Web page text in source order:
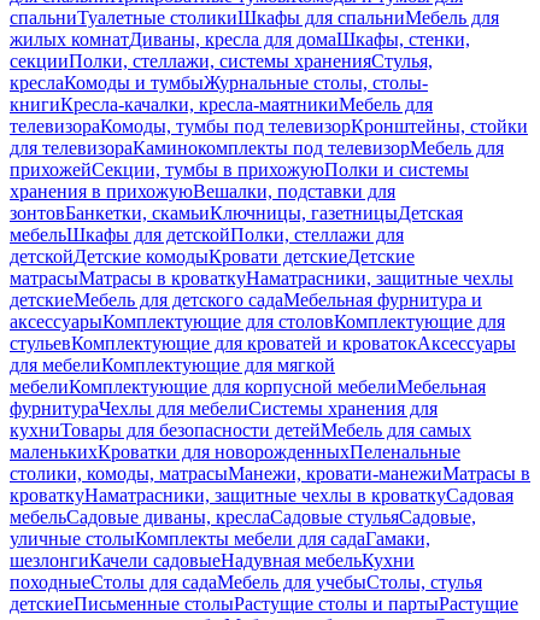
спальниТуалетные столикиШкафы для спальниМебель для
жилых комнатДиваны, кресла для домаШкафы, стенки,
секцииПолки, стеллажи, системы храненияСтулья,
креслаКомоды и тумбыЖурнальные столы, столы-
книгиКресла-качалки, кресла-маятникиМебель для
телевизораКомоды, тумбы под телевизорКронштейны, стойки
для телевизораКаминокомплекты под телевизорМебель для
прихожейСекции, тумбы в прихожуюПолки и системы
хранения в прихожуюВешалки, подставки для
зонтовБанкетки, скамьиКлючницы, газетницыДетская
мебельШкафы для детскойПолки, стеллажи для
детскойДетские комодыКровати детскиеДетские
матрасыМатрасы в кроваткуНаматрасники, защитные чехлы
детскиеМебель для детского садаМебельная фурнитура и
аксессуарыКомплектующие для столовКомплектующие для
стульевКомплектующие для кроватей и кроватокАксессуары
для мебелиКомплектующие для мягкой
мебелиКомплектующие для корпусной мебелиМебельная
фурнитураЧехлы для мебелиСистемы хранения для
кухниТовары для безопасности детейМебель для самых
маленькихКроватки для новорожденныхПеленальные
столики, комоды, матрасыМанежи, кровати-манежиМатрасы в
кроваткуНаматрасники, защитные чехлы в кроваткуСадовая
мебельСадовые диваны, креслаСадовые стульяСадовые,
уличные столыКомплекты мебели для садаГамаки,
шезлонгиКачели садовыеНадувная мебельКухни
походныеСтолы для садаМебель для учебыСтолы, стулья
детскиеПисьменные столыРастущие столы и партыРастущие